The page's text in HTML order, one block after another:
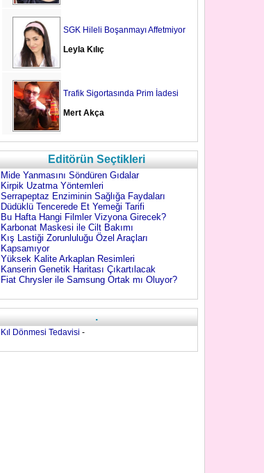
SGK Hileli Boşanmayı Affetmiyor
Leyla Kılıç
Trafik Sigortasında Prim İadesi
Mert Akça
Editörün Seçtikleri
Mide Yanmasını Söndüren Gıdalar
Kirpik Uzatma Yöntemleri
Serrapeptaz Enziminin Sağlığa Faydaları
Düdüklü Tencerede Et Yemeği Tarifi
Bu Hafta Hangi Filmler Vizyona Girecek?
Karbonat Maskesi ile Cilt Bakımı
Kış Lastiği Zorunluluğu Özel Araçları
Kapsamıyor
Yüksek Kalite Arkaplan Resimleri
Kanserin Genetik Haritası Çıkartılacak
Fiat Chrysler ile Samsung Ortak mı Oluyor?
.
Kıl Dönmesi Tedavisi -